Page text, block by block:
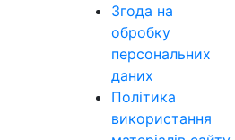
Згода на
обробку
персональних
даних
Політика
використання